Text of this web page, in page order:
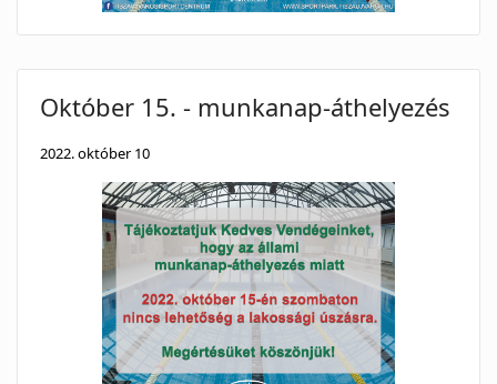
Október 15. - munkanap-áthelyezés
2022. október 10